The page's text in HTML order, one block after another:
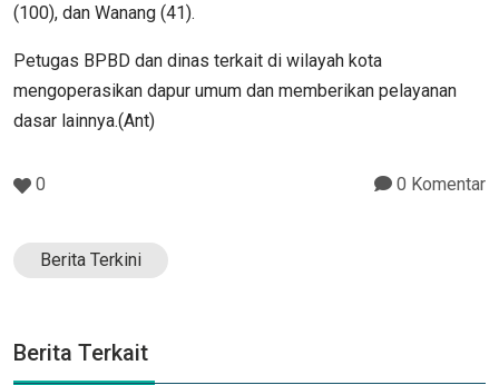
(100), dan Wanang (41).
Petugas BPBD dan dinas terkait di wilayah kota
mengoperasikan dapur umum dan memberikan pelayanan
dasar lainnya.(Ant)
0 0 Komentar
Berita Terkini
Berita Terkait